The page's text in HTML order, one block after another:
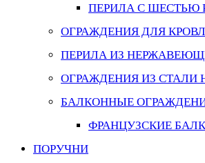
ПЕРИЛА С ШЕСТЬЮ
ОГРАЖДЕНИЯ ДЛЯ
ПЕРИЛА ИЗ
ОГРАЖДЕНИЯ ИЗ СТАЛИ
БАЛКОННЫЕ
ФРАНЦУЗСКИЕ
ПОРУЧНИ